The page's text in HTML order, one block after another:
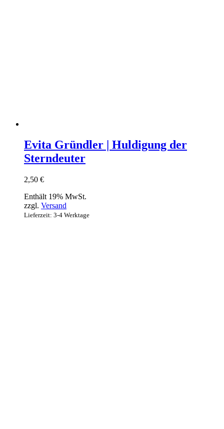
Evita Gründler | Huldigung der
Sterndeuter
2,50 €
Enthält 19% MwSt.
zzgl. Versand
Lieferzeit: 3-4 Werktage